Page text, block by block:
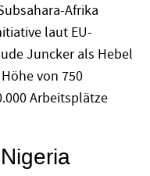
Afrika
laut EU-
Juncker als Hebel
von 750
Arbeitsplätze